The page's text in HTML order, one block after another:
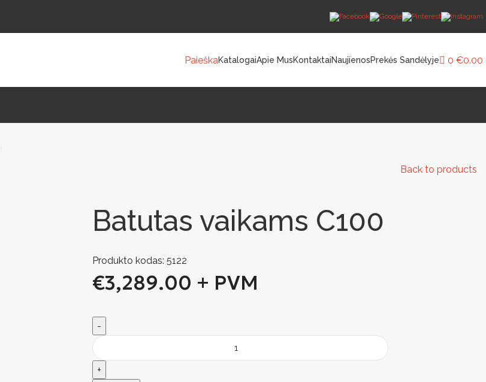
PaieškaKatalogaiApie MusKontaktaiNaujienosPrekės Sandėlyje 0 €0.00
Back to products
Batutas vaikams C100
Produkto kodas: 5122
€3,289.00 + PVM